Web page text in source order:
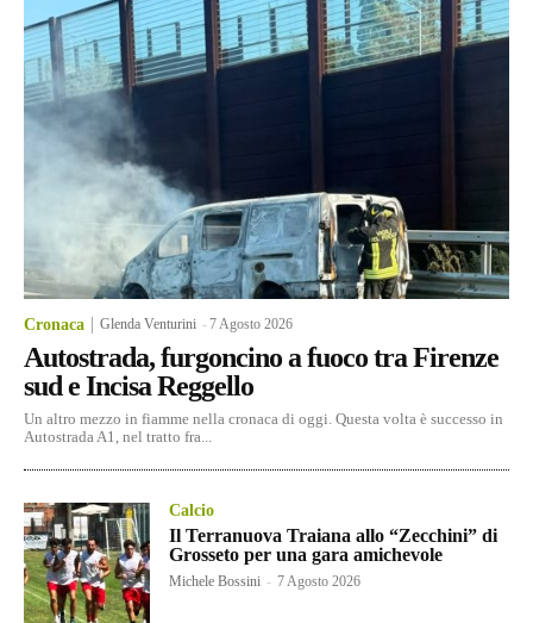
Cronaca Glenda Venturini -7 Agosto 2026
Autostrada, furgoncino a fuoco tra Firenze
sud e Incisa Reggello
Un altro mezzo in fiamme nella cronaca di oggi. Questa volta è successo in
Autostrada A1, nel tratto fra...
Calcio
Il Terranuova Traiana allo “Zecchini” di
Grosseto per una gara amichevole
Michele Bossini - 7 Agosto 2026